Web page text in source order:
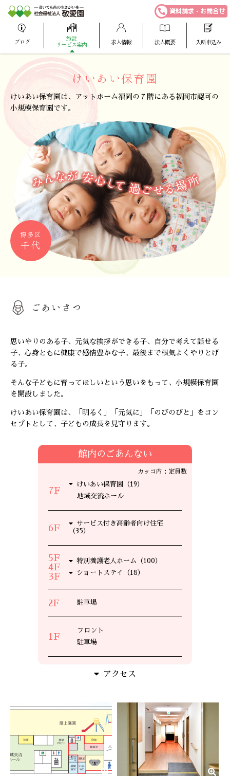
ブログ
施設
サービス案内
求人情報 法人概要 入所申込み
資料請求・お問合せ
けいあい 保育園
けいあい保育園は、 アットホーム福岡の ７階にある福岡市認可の
小規模保育園です。
博多区
千代
ごあいさつ
思いやりのある子、元気な挨拶ができる子、自分で考えて話せる
子、心身ともに健康で感情豊かな子、最後まで根気よくやりとげ
る子。
そんな子どもに育ってほしいという思いをもって、小規模保育園
を開設しました。
けいあい保育園は、「明るく」「元気に」「のびのびと」をコン
セプトとして、子どもの成長を見守ります。
館内のごあんない
7F
けいあい保育園（19）
地域交流ホール
6F
サービス付き高齢者向け住宅
（35）
5F
4F
3F
特別養護老人ホーム（100）
ショートステイ（18）
2F 駐車場
1F
フロント
駐車場
カッコ内：定員数
アクセス